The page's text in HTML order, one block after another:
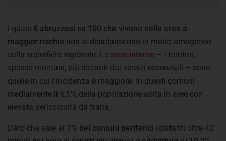
I quasi 6 abruzzesi su 100 che vivono nelle aree a
maggior rischio non si distribuiscono in modo omogeneo
sulla superficie regionale. Le aree interne – i territori,
spesso montani, più distanti dai servizi essenziali – sono
quelle in cui l’incidenza è maggiore. In questi comuni
mediamente il 6,5% della popolazione abita in aree con
elevata pericolosità da frana.
Dato che sale al 7% nei comuni periferici (distanti oltre 40